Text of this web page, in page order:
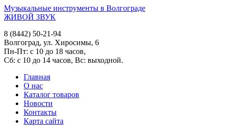
Музыкальные инструменты в Волгограде
ЖИВОЙ ЗВУК
8 (8442) 50-21-94
Волгоград, ул. Хиросимы, 6
Пн-Пт: с 10 до 18 часов,
Сб: с 10 до 14 часов, Вс: выходной.
Главная
О нас
Каталог товаров
Новости
Контакты
Карта сайта